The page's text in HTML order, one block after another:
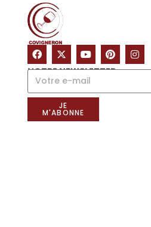
NOTRE NEWSLETTER
JE
M'ABONNE